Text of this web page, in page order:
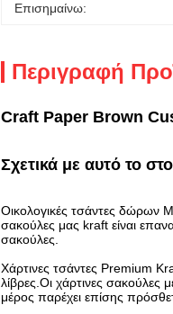
Επισημαίνω:
Περιγραφή
Craft Paper Brown
Σχετικά με αυτό το
Οικολογικές τσάντες δώρων
σακούλες μας kraft είναι
σακούλες.
Χάρτινες τσάντες Premium
λίβρες.Οι χάρτινες σακούλες
μέρος παρέχει επίσης